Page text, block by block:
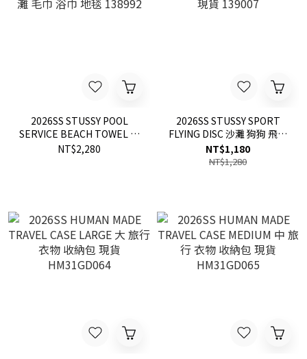
2026SS STUSSY POOL
SERVICE BEACH TOWEL 海
灘 毛巾 浴巾 地毯 138992
NT$2,280
2026SS STUSSY SPORT
FLYING DISC 沙灘 狗狗 飛盤
現貨 139007
NT$1,180
NT$1,280